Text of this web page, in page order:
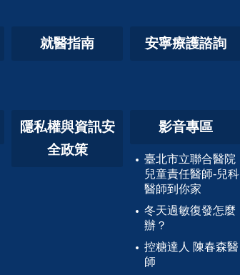
就醫指南 安寧療護諮詢
隱私權與資訊安
全政策
影音專區
臺北市立聯合醫院
兒童責任醫師-兒科
醫師到你家
冬天過敏復發怎麼
辦？
控糖達人 陳春森醫
師